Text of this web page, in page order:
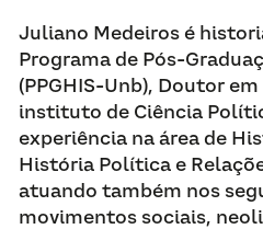
Juliano Medeiros é
Programa de Pós-
(PPGHIS-Unb), Doutor
instituto de Ciência
experiência na área de
História Política e
atuando também nos
movimentos sociais,